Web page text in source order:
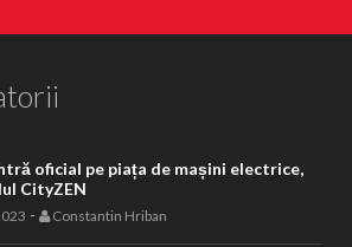
oficial pe piața de mașini electrice,
CityZEN
- Constantin Hriban